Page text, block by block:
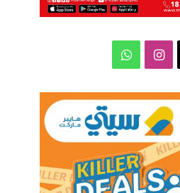
انستقرامواتساب